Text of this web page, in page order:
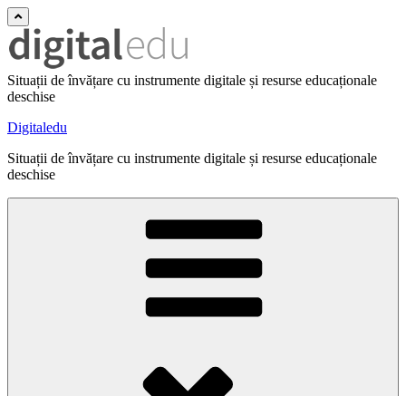
Situații de învățare cu instrumente digitale și resurse educaționale
deschise
Digitaledu
Situații de învățare cu instrumente digitale și resurse educaționale
deschise